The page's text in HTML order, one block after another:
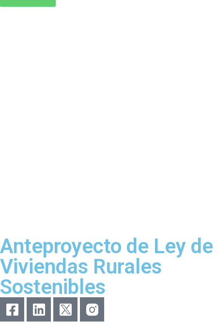
Anteproyecto de Ley de
Viviendas Rurales
Sostenibles